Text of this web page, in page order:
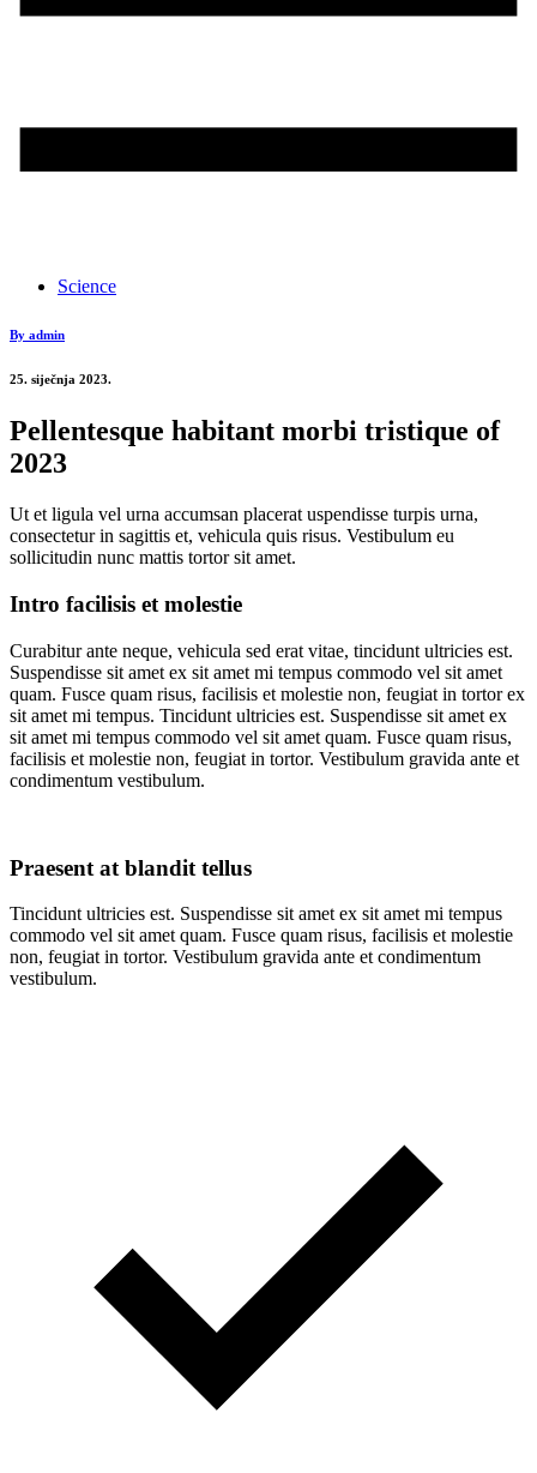
Science
By admin
25. siječnja 2023.
Pellentesque habitant morbi tristique of
2023
Ut et ligula vel urna accumsan placerat uspendisse turpis urna,
consectetur in sagittis et, vehicula quis risus. Vestibulum eu
sollicitudin nunc mattis tortor sit amet.
Intro facilisis et molestie
Curabitur ante neque, vehicula sed erat vitae, tincidunt ultricies est.
Suspendisse sit amet ex sit amet mi tempus commodo vel sit amet
quam. Fusce quam risus, facilisis et molestie non, feugiat in tortor ex
sit amet mi tempus. Tincidunt ultricies est. Suspendisse sit amet ex
sit amet mi tempus commodo vel sit amet quam. Fusce quam risus,
facilisis et molestie non, feugiat in tortor. Vestibulum gravida ante et
condimentum vestibulum.
Praesent at blandit tellus
Tincidunt ultricies est. Suspendisse sit amet ex sit amet mi tempus
commodo vel sit amet quam. Fusce quam risus, facilisis et molestie
non, feugiat in tortor. Vestibulum gravida ante et condimentum
vestibulum.